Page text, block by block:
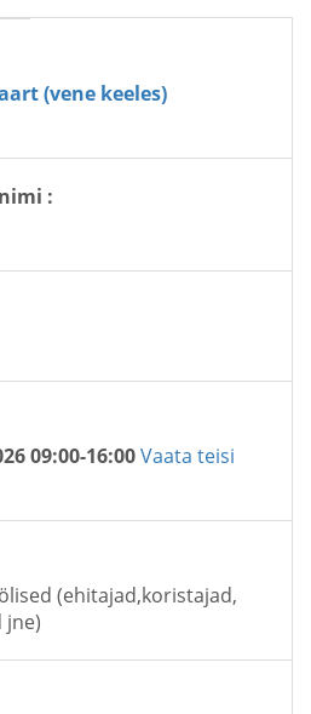
(vene keeles)
:
09:00-16:00Vaata teisi
(ehitajad,koristajad,
jne)